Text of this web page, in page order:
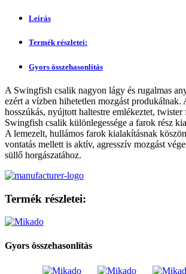
Leírás
Termék részletei:
Gyors összehasonlítás
A Swingfish csalik nagyon lágy és rugalmas
ezért a vízben hihetetlen mozgást produkálnak.
hosszúkás, nyújtott haltestre emlékeztet,
Swingfish csalik különlegessége a farok rész
A lemezelt, hullámos farok kialakításnak
vontatás mellett is aktív, agresszív mozgást
süllő horgászatához.
Termék részletei:
Gyors összehasonlítás